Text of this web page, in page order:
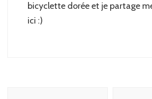
bicyclette dorée et je partage
ici :)